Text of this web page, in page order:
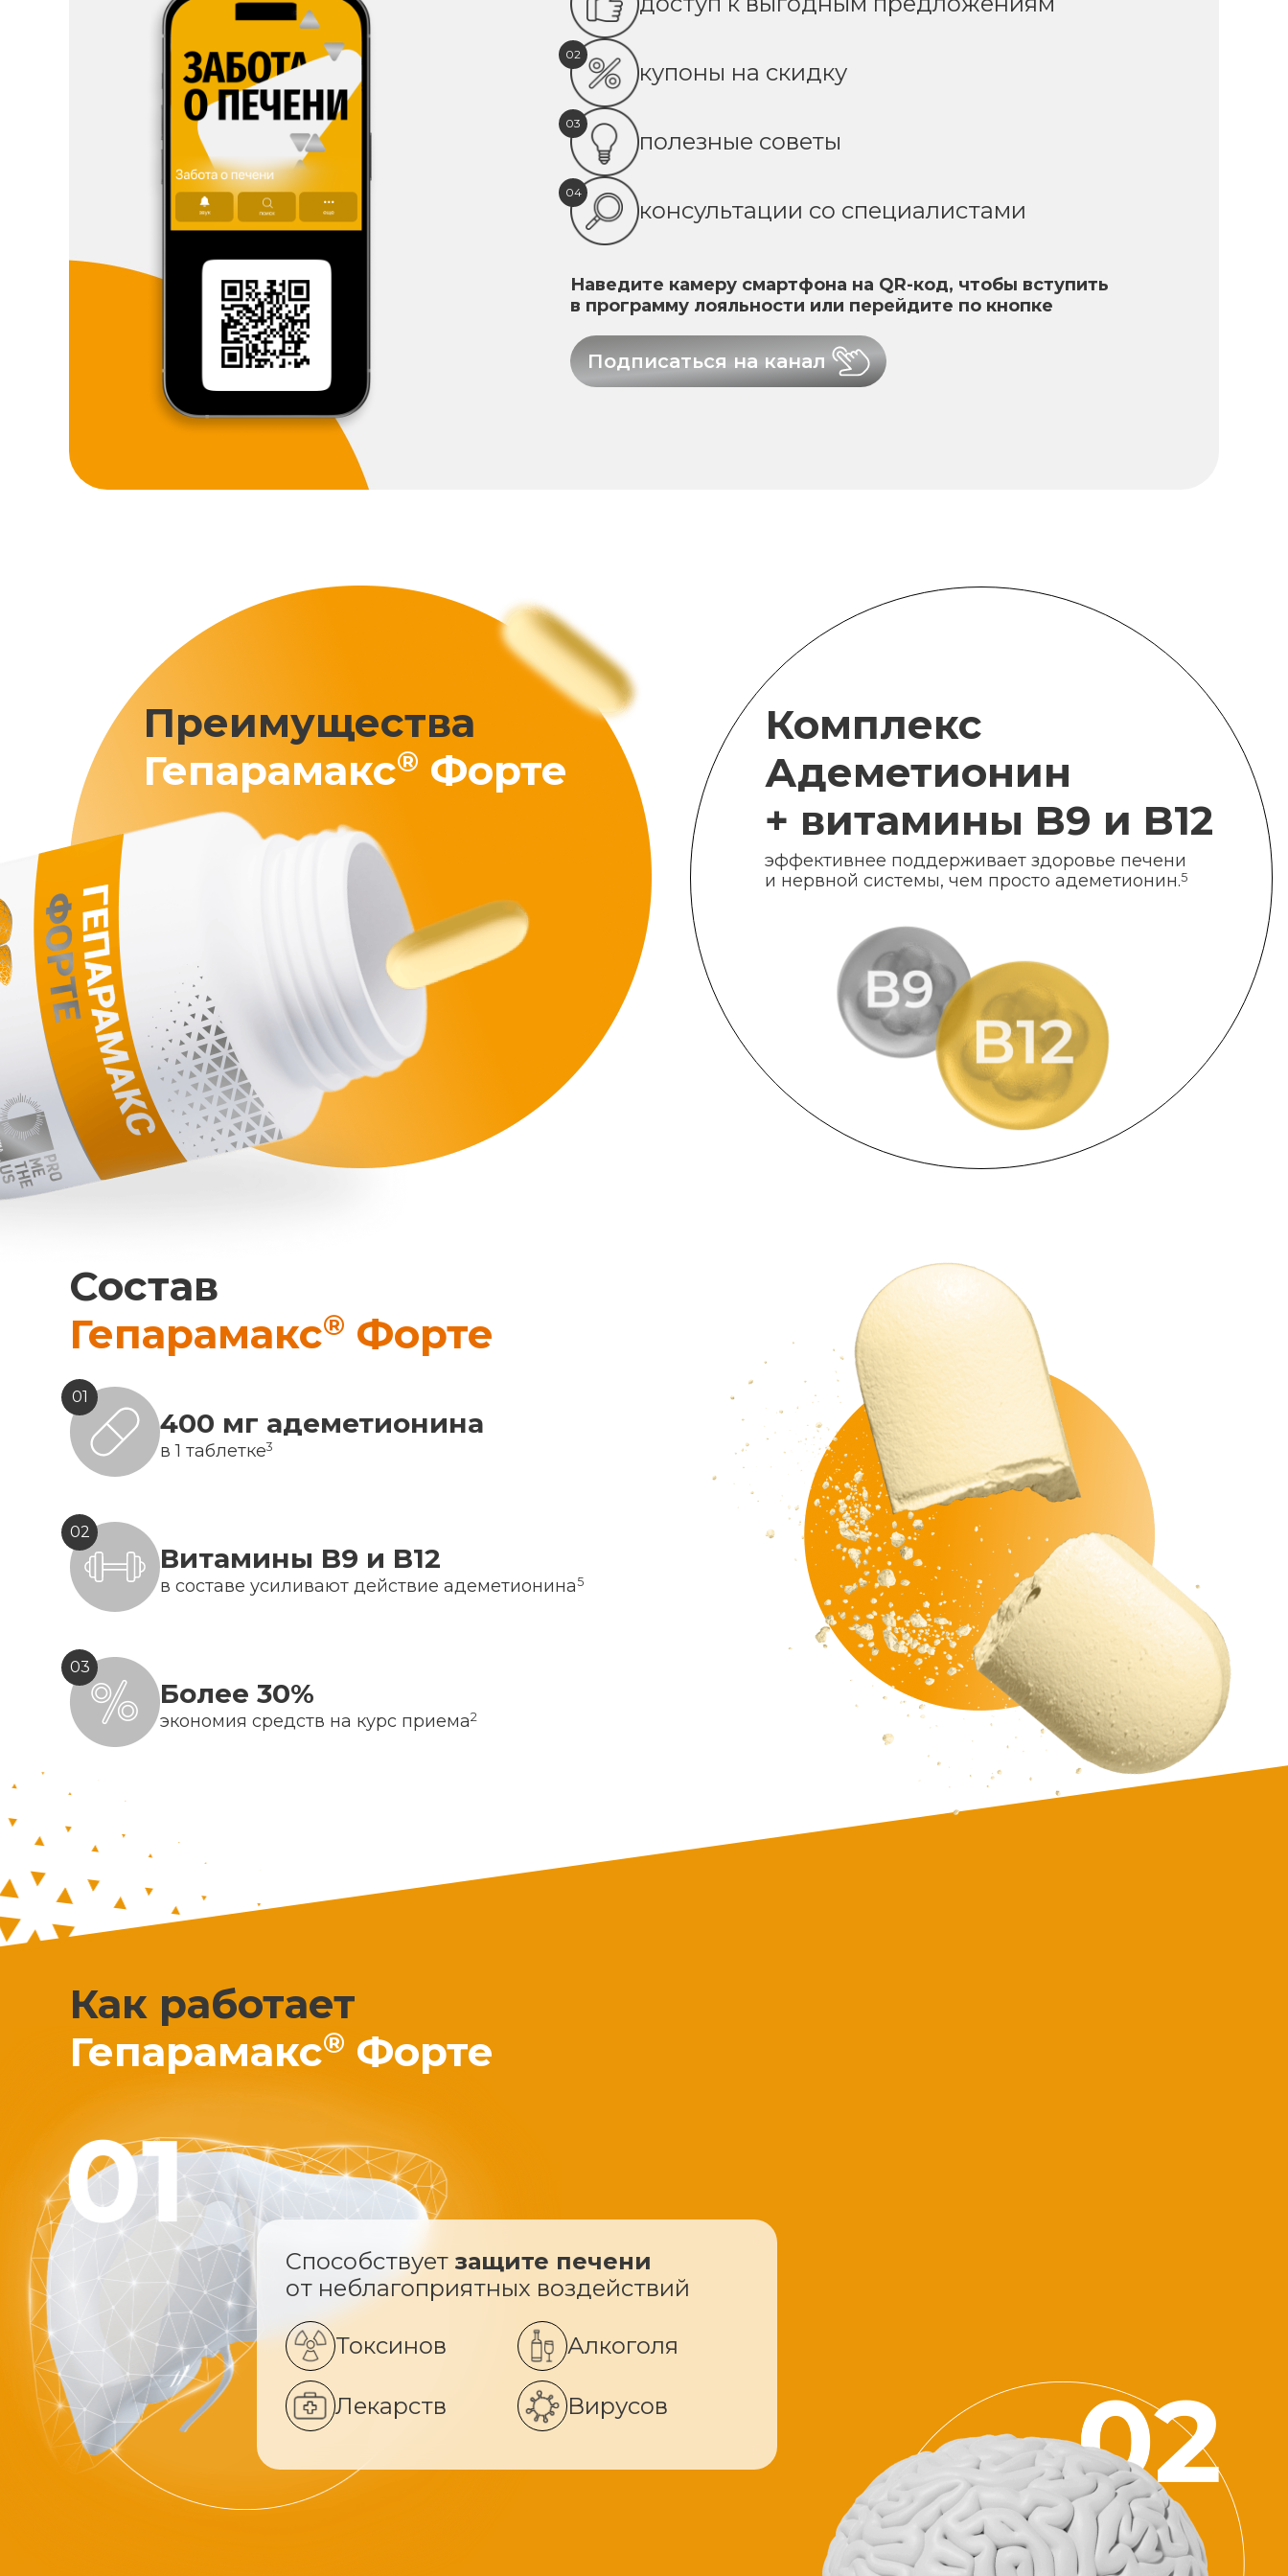
02
купоны на скидку
03
полезные советы
04
консультации со специалистами
Наведите камеру смартфона на QR-код, чтобы вступить
в программу лояльности или перейдите по кнопке
Подписаться на канал
Преимущества
Гепарамакс® Форте
Комплекс
Адеметионин
+ витамины B9 и B12
эффективнее поддерживает здоровье печени
и нервной системы, чем просто адеметионин.5
Состав
Гепарамакс® Форте
01
400 мг адеметионина
в 1 таблетке3
02
Витамины B9 и B12
в составе усиливают действие адеметионина5
03
Более 30%
экономия средств на курс приема2
Как работает
Гепарамакс® Форте
Способствует защите печени
от неблагоприятных воздействий
Токсинов Алкоголя
Лекарств Вирусов